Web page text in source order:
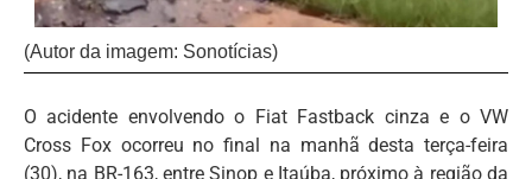
(Autor da imagem: Sonotícias)
O acidente envolvendo o Fiat Fastback cinza e o VW
Cross Fox ocorreu no final na manhã desta terça-feira
(30), na BR-163, entre Sinop e Itaúba, próximo à região da